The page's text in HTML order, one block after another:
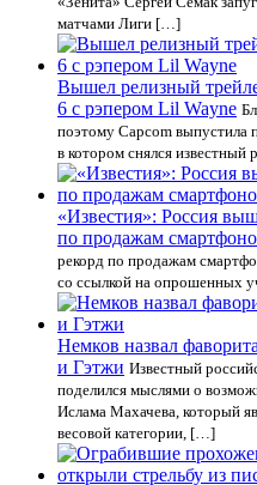
матчами Лиги […]
Вышел релизный
6 с рэпером Lil Wayne
поэтому Capcom выпустила
в котором снялся
«Известия»: Россия
по продажам
рекорд по продажам
со ссылкой на опрошенных
Немков назвал
и Гэтжи Известный
поделился мыслями о
Ислама Махачева, который
весовой категории, […]